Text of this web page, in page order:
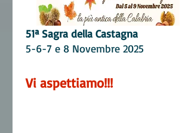
51ª Sagra della Castagna
5-6-7 e 8 Novembre 2025
Vi aspettiamo!!!